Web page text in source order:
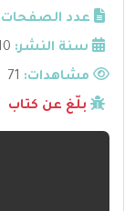
عدد
سنة النشر:
مشاهدات:
بلّغ عن كتاب